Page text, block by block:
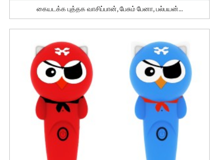
கையடக்க புத்தக வாசிப்பான், பேசும் பேனா, பல்பயன்...